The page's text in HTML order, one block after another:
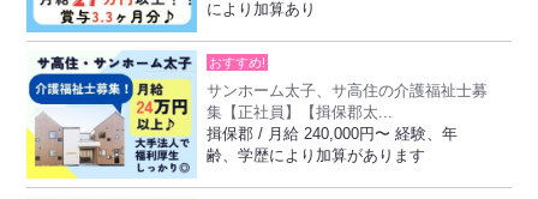
により加算あり
おすすめ!
サンホーム太子、サ高住の介護福祉士募
集【正社員】【揖保郡太...
揖保郡 / 月給 240,000円〜 経験、年
齢、学歴により加算があります